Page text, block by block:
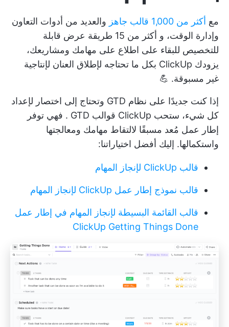
مع أكثر من 1,000 قالب جاهز
والعديد من أدوات التعاون
وإدارة الوقت، و
أكثر من 15 طريقة عرض قابلة
للتخصيص للبقاء على اطلاع على مهامك ومشاريعك،
يزودك ClickUp بكل ما تحتاجه لإطلاق العنان لإنتاجية
غير مسبوقة. 💪
إذا كنت جديدًا على نظام GTD وتحتاج إلى اختصار لإعداد
كل شيء، ستحب ClickUp
قوالب GTD
. فهي توفر
إطار عمل مُعد مسبقًا لالتقاط مهامك ومعالجتها
واستكمالها. إليك أفضل اختياراتنا:
قالب ClickUp لإنجاز المهام
قالب نموذج إطار عمل ClickUp لإنجاز المهام
قالب القائمة البسيطة لإنجاز المهام في إطار عمل
ClickUp Getting Things Done